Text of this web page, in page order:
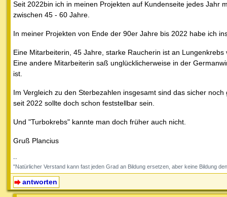
Seit 2022bin ich in meinen Projekten auf Kundenseite jedes Jahr
zwischen 45 - 60 Jahre.
In meiner Projekten von Ende der 90er Jahre bis 2022 habe ich
Eine Mitarbeiterin, 45 Jahre, starke Raucherin ist an Lungenkrebs
Eine andere Mitarbeiterin saß unglücklicherweise in der
ist.
Im Vergleich zu den Sterbezahlen insgesamt sind das sicher
seit 2022 sollte doch schon feststellbar sein.
Und "Turbokrebs" kannte man doch früher auch nicht.
Gruß Plancius
--
"Natürlicher Verstand kann fast jeden Grad an Bildung ersetzen, aber keine Bildung
antworten